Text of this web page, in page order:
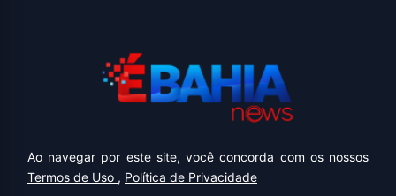
Ao navegar por este site, você concorda com os nossos
Termos de Uso , Política de Privacidade